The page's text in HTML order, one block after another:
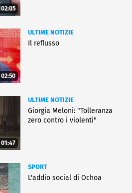
02:05
02:50
ULTIME NOTIZIE
Il reflusso
01:47
ULTIME NOTIZIE
Giorgia Meloni: "Tolleranza
zero contro i violenti"
SPORT
L'addio social di Ochoa